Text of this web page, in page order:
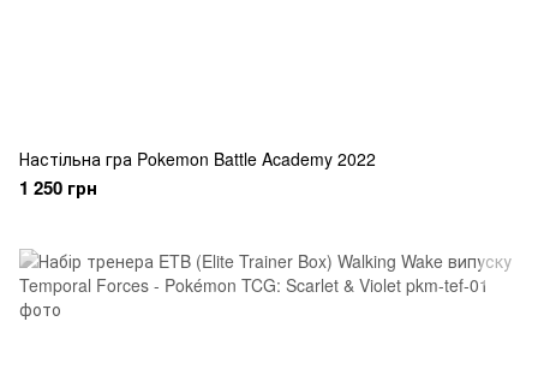
Настільна гра Pokemon Battle Academy 2022
1 250 грн